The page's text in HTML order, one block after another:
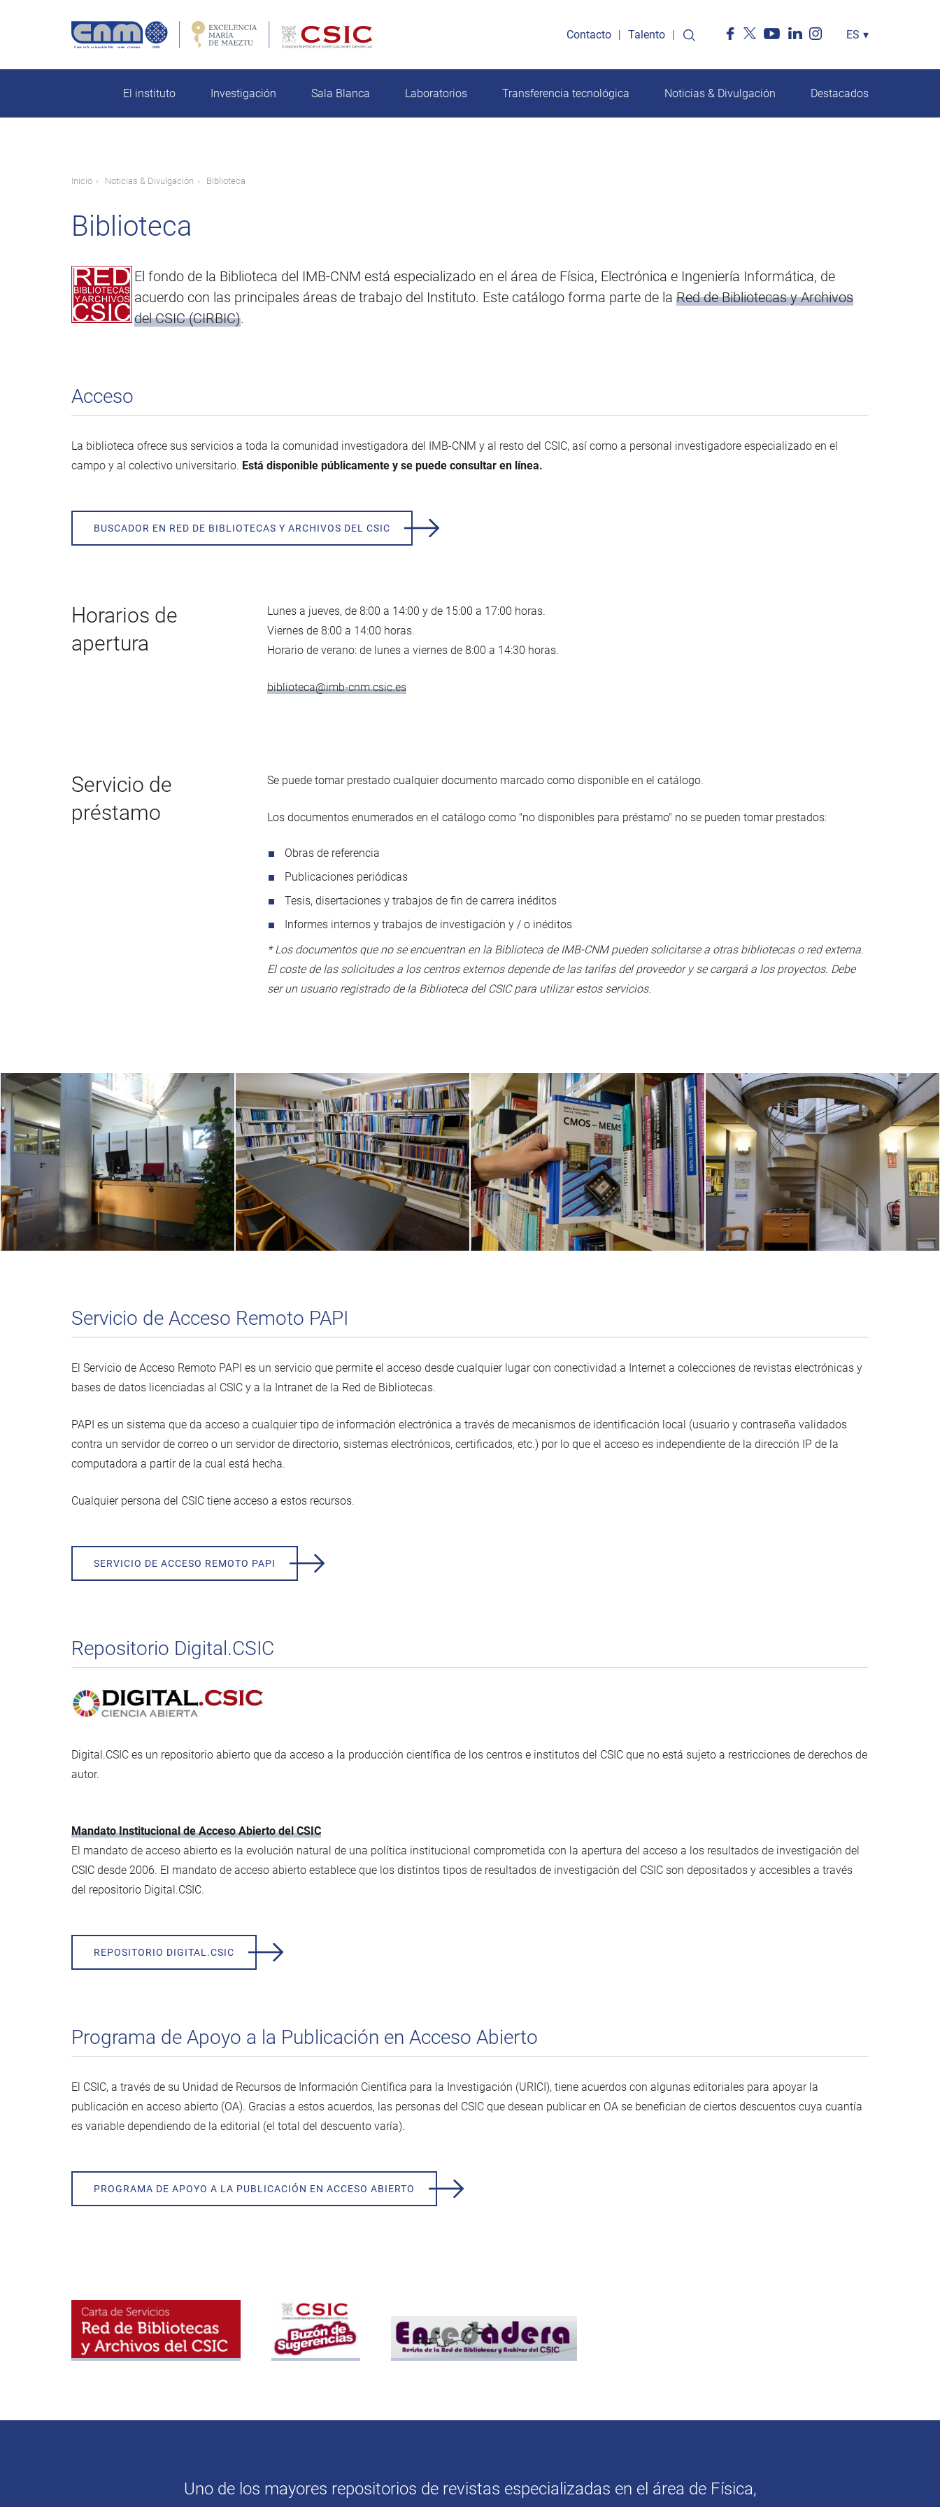
Contacto Talento
Select
ES ▾
El instituto Investigación Sala Blanca Laboratorios Transferencia tecnológica Noticias & Divulgación Destacados
Ruta
navegación
Inicio Noticias & Divulgación Biblioteca
Biblioteca
El fondo de la Biblioteca del IMB-CNM está especializado en el área de Física, Electrónica e Ingeniería Informática, de
acuerdo con las principales áreas de trabajo del Instituto. Este catálogo forma parte de la Red de Bibliotecas y Archivos
del CSIC (CIRBIC).
Acceso
La biblioteca ofrece sus servicios a toda la comunidad investigadora del IMB-CNM y al resto del CSIC, así como a personal investigadore especializado en el
campo y al colectivo universitario. Está disponible públicamente y se puede consultar en línea.
BUSCADOR EN RED DE BIBLIOTECAS Y ARCHIVOS DEL CSIC
Horarios de
apertura
Lunes a jueves, de 8:00 a 14:00 y de 15:00 a 17:00 horas.
Viernes de 8:00 a 14:00 horas.
Horario de verano: de lunes a viernes de 8:00 a 14:30 horas.
biblioteca@imb-cnm.csic.es
Servicio de
préstamo
Se puede tomar prestado cualquier documento marcado como disponible en el catálogo.
Los documentos enumerados en el catálogo como "no disponibles para préstamo" no se pueden tomar prestados:
Obras de referencia
Publicaciones periódicas
Tesis, disertaciones y trabajos de fin de carrera inéditos
Informes internos y trabajos de investigación y / o inéditos
* Los documentos que no se encuentran en la Biblioteca de IMB-CNM pueden solicitarse a otras bibliotecas o red externa.
El coste de las solicitudes a los centros externos depende de las tarifas del proveedor y se cargará a los proyectos. Debe
ser un usuario registrado de la Biblioteca del CSIC para utilizar estos servicios.
Servicio de Acceso Remoto PAPI
El Servicio de Acceso Remoto PAPI es un servicio que permite el acceso desde cualquier lugar con conectividad a Internet a colecciones de revistas electrónicas y
bases de datos licenciadas al CSIC y a la Intranet de la Red de Bibliotecas.
PAPI es un sistema que da acceso a cualquier tipo de información electrónica a través de mecanismos de identificación local (usuario y contraseña validados
contra un servidor de correo o un servidor de directorio, sistemas electrónicos, certificados, etc.) por lo que el acceso es independiente de la dirección IP de la
computadora a partir de la cual está hecha.
Cualquier persona del CSIC tiene acceso a estos recursos.
SERVICIO DE ACCESO REMOTO PAPI
Repositorio Digital.CSIC
Digital.CSIC es un repositorio abierto que da acceso a la producción científica de los centros e institutos del CSIC que no está sujeto a restricciones de derechos de
autor.
Mandato Institucional de Acceso Abierto del CSIC
El mandato de acceso abierto es la evolución natural de una política institucional comprometida con la apertura del acceso a los resultados de investigación del
CSIC desde 2006. El mandato de acceso abierto establece que los distintos tipos de resultados de investigación del CSIC son depositados y accesibles a través
del repositorio Digital.CSIC.
REPOSITORIO DIGITAL.CSIC
Programa de Apoyo a la Publicación en Acceso Abierto
El CSIC, a través de su Unidad de Recursos de Información Científica para la Investigación (URICI), tiene acuerdos con algunas editoriales para apoyar la
publicación en acceso abierto (OA). Gracias a estos acuerdos, las personas del CSIC que desean publicar en OA se benefician de ciertos descuentos cuya cuantía
es variable dependiendo de la editorial (el total del descuento varía).
PROGRAMA DE APOYO A LA PUBLICACIÓN EN ACCESO ABIERTO
Uno de los mayores repositorios de revistas especializadas en el área de Física,